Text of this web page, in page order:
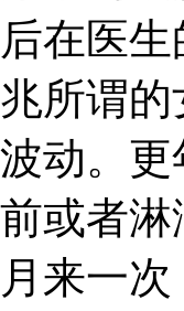
后在医
兆所谓
波动。
前或者
月来一